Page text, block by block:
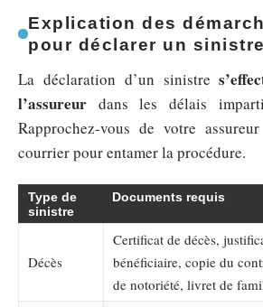
Explication des
pour déclarer un sinistre
La déclaration d’un sinistre
l’assureur dans les délais
Rapprochez-vous de votre
courrier pour entamer la procédure.
Type de
sinistre
Documents requis
Décès
Certificat de décès,
bénéficiaire, copie du
de notoriété, livret de